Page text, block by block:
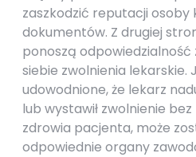
zaszkodzić reputacji
dokumentów. Z drugiej
ponoszą
siebie zwolnienia lekarskie.
udowodnione, że lekarz
lub wystawił zwolnienie
zdrowia pacjenta, może
odpowiednie organy